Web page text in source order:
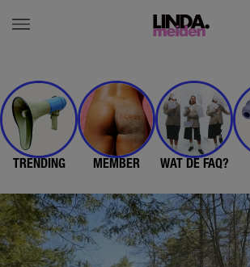
TRENDING MEMBER WAT DE FAQ?